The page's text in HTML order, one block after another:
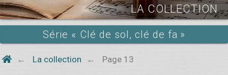
LA COLLECTION
Série « Clé de sol, clé de fa »
La collection Page 13